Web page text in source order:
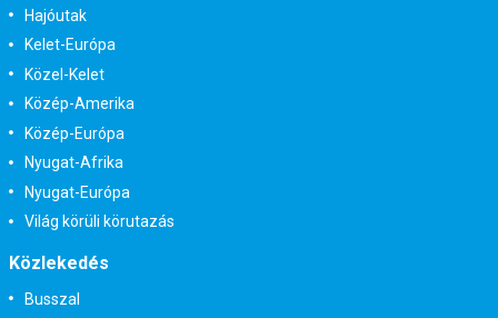
Hajóutak
Kelet-Európa
Közel-Kelet
Közép-Amerika
Közép-Európa
Nyugat-Afrika
Nyugat-Európa
Világ körüli körutazás
Közlekedés
Busszal